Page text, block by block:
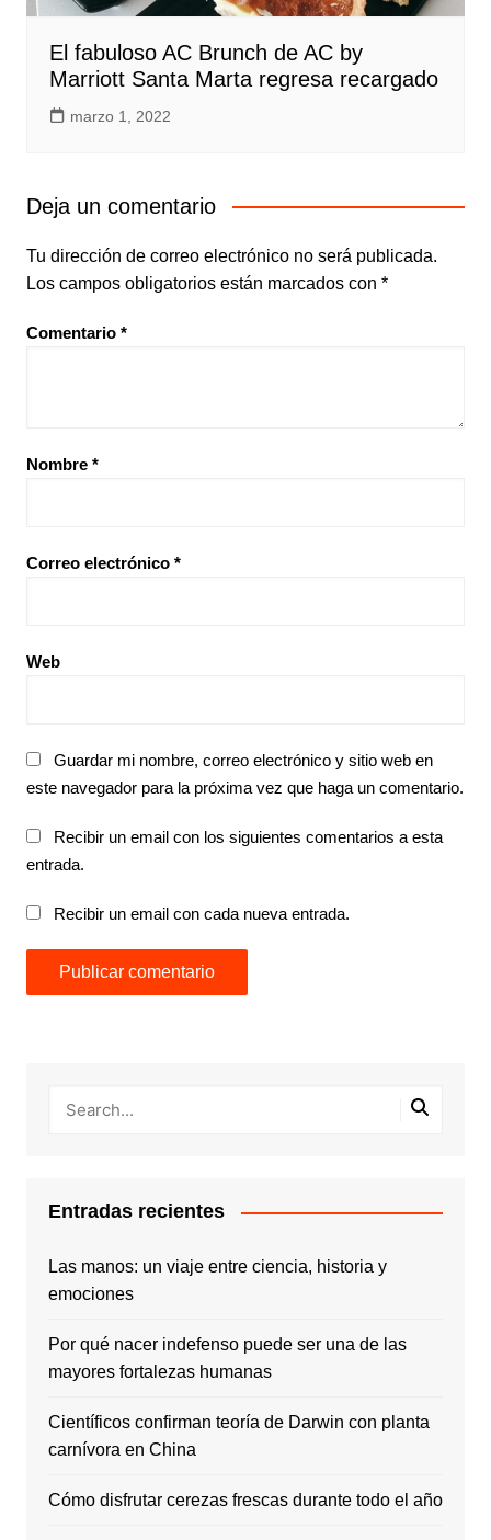
El fabuloso AC Brunch de AC by
Marriott Santa Marta regresa recargado
marzo 1, 2022
Deja un comentario
Tu dirección de correo electrónico no será publicada.
Los campos obligatorios están marcados con *
Comentario *
Nombre *
Correo electrónico *
Web
Guardar mi nombre, correo electrónico y sitio web en
este navegador para la próxima vez que haga un comentario.
Recibir un email con los siguientes comentarios a esta
entrada.
Recibir un email con cada nueva entrada.
Entradas recientes
Las manos: un viaje entre ciencia, historia y
emociones
Por qué nacer indefenso puede ser una de las
mayores fortalezas humanas
Científicos confirman teoría de Darwin con planta
carnívora en China
Cómo disfrutar cerezas frescas durante todo el año